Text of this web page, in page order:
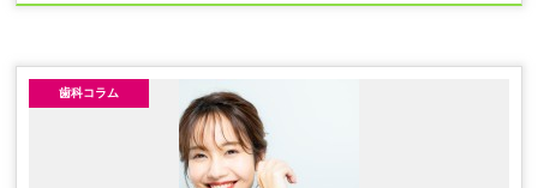
歯科コラム